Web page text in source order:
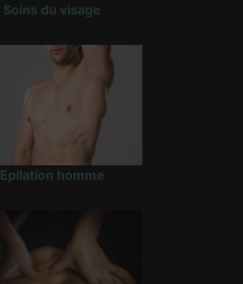
Soins du visage
Epilation homme